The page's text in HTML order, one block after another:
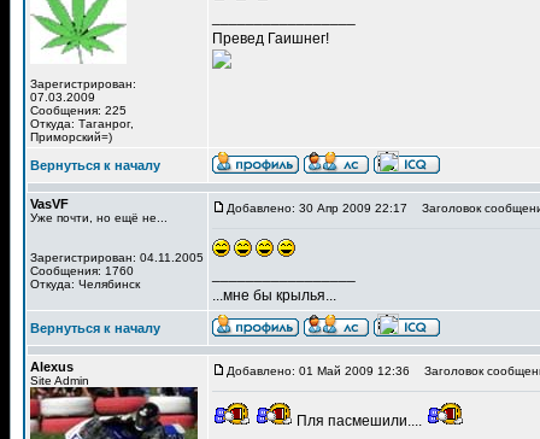
Зарегистрирован:
07.03.2009
Сообщения: 225
Откуда: Таганрог,
Приморский=)
Превед Гаишнег!
Вернуться к началу
VasVF
Уже почти, но ещё не...
Зарегистрирован: 04.11.2005
Сообщения: 1760
Откуда: Челябинск
Добавлено: 30 Апр 2009 22:17 Заголовок
...мне бы крылья...
Вернуться к началу
Alexus
Site Admin
Добавлено: 01 Май 2009 12:36 Заголовок
Пля пасмешили....